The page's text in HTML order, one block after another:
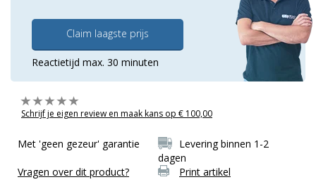
Claim laagste prijs
Reactietijd max. 30 minuten
Schrijf je eigen review en maak kans op € 100,00
Met 'geen gezeur' garantie
Levering binnen 1-2
dagen
Vragen over dit product?
Print artikel